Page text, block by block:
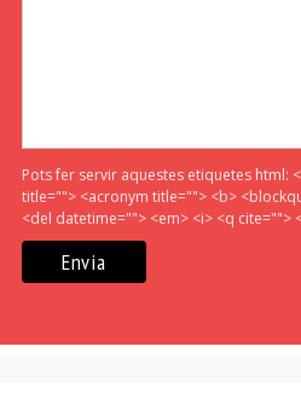
Pots fer servir aquestes etiquetes html:
title=""> <acronym title=""> <b>
<del datetime=""> <em> <i> <q cite="">